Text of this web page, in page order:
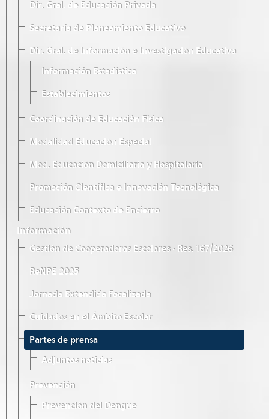
Dir. Gral. de Educación Privada
Secretaría de Planeamiento Educativo
Dir. Gral. de Información e Investigación Educativa
Información Estadística
Establecimientos
Coordinación de Educación Física
Modalidad Educación Especial
Mod. Educación Domiciliaria y Hospitalaria
Promoción Científica e Innovación Tecnológica
Educación Contexto de Encierro
Información
Gestión de Cooperadoras Escolares · Res. 167/2026
ReNPE 2025
Jornada Extendida Focalizada
Cuidados en el Ámbito Escolar
Partes de prensa
Adjuntos noticias
Prevención
Prevención del Dengue